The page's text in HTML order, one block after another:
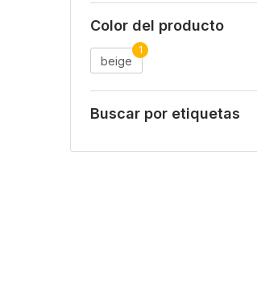
Color del producto
1
beige
Buscar por etiquetas